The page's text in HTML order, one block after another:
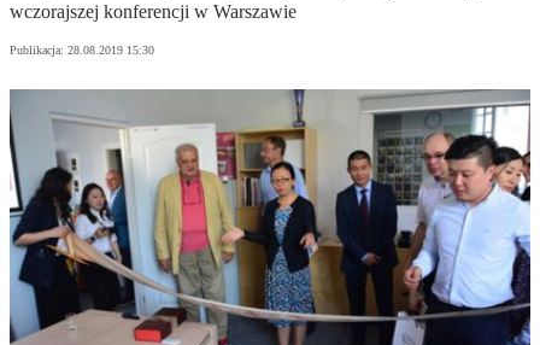
wczorajszej konferencji w Warszawie
Publikacja: 28.08.2019 15:30